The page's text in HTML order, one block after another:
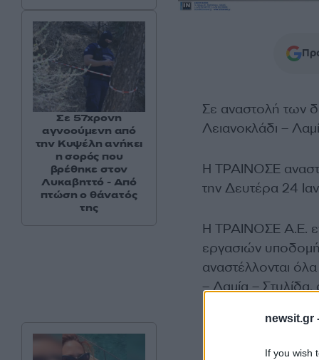
newsit.gr
If you wish
Σε αναστολή των
Λειανοκλάδι –
Η ΤΡΑΙΝΟΣΕ
την Δευτέρα 24
Η ΤΡΑΙΝΟΣΕ Α.Ε.
εργασιών
αναστέλλονται
– Λαμία –
Σε 57χρονη
αγνοούμενη από
την Κυψέλη ανήκει
η σορός που
βρέθηκε στον
Λυκαβηττό - Από
πτώση ο θάνατός
της